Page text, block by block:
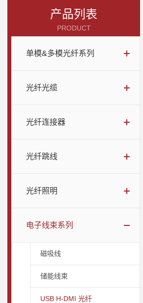
产品列表
PRODUCT
单模&多模光纤系列
光纤光缆
光纤连接器
光纤跳线
光纤照明
电子线束系列
磁吸线
储能线束
USB H-DMI 光纤